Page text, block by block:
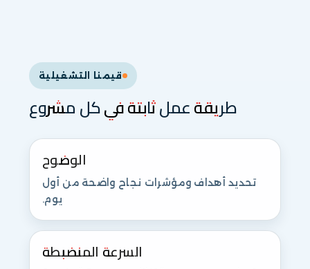
قيمنا التشغيلية
طريقة عمل ثابتة في كل مشروع
الوضوح
تحديد أهداف ومؤشرات نجاح واضحة من أول
يوم.
السرعة المنضبطة